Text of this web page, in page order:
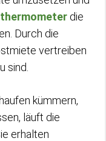
die
Durch die
vertreiben
sind.
kümmern,
läuft die
erhalten